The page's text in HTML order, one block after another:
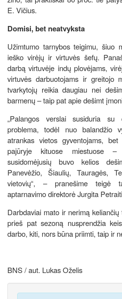
E. Vičius.
Domisi, bet neatvyksta
Užimtumo tarnybos teigimu, šiuo
ieško virėjų ir virtuvės šefų.
darbą virtuvėje indų plovėjams,
virtuvės darbuotojams ir greitojo
tvarkytojų reikia daugiau nei
barmenų – taip pat apie dešimt
„Palangos verslai susiduria su
problema, todėl nuo balandžio
atrankas vietos gyventojams,
pajūryje kituose miestuose –
susidomėjusių buvo kelios
Panevėžio, Šiaulių, Tauragės,
vietovių“, – pranešime teigė
aptarnavimo direktorė Jurgita
Darbdaviai mato ir nerimą
prieš pat sezoną nusprendžia
darbo, kiti, nors būna priimti, taip ir
BNS / aut. Lukas Oželis